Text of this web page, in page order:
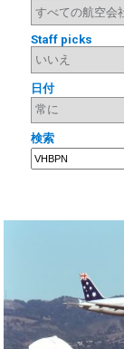
Staff picks
日付
検索